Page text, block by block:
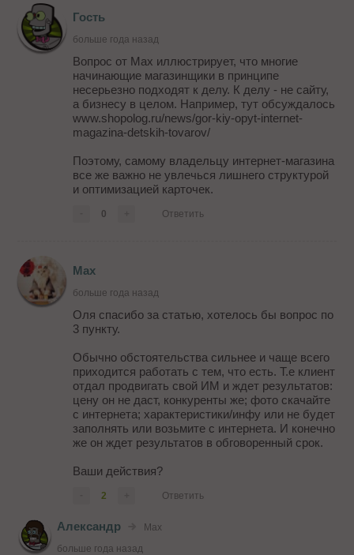
Гость
больше года назад
Вопрос от Max иллюстрирует, что многие
начинающие магазинщики в принципе
несерьезно подходят к делу. К делу - не сайту,
а бизнесу в целом. Например, тут обсуждалось
www.shopolog.ru/news/gor-kiy-opyt-internet-
magazina-detskih-tovarov/
Поэтому, самому владельцу интернет-магазина
все же важно не увлечься лишнего структурой
и оптимизацией карточек.
0 Ответить
Max
больше года назад
Оля спасибо за статью, хотелось бы вопрос по
3 пункту.
Обычно обстоятельства сильнее и чаще всего
приходится работать с тем, что есть. Т.е клиент
отдал продвигать свой ИМ и ждет результатов:
цену он не даст, конкуренты же; фото скачайте
с интернета; характеристики/инфу или не будет
заполнять или возьмите с интернета. И конечно
же он ждет результатов в обговоренный срок.
Ваши действия?
2 Ответить
Александр
Max
больше года назад